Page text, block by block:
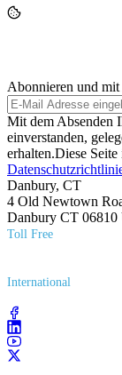
Abonnieren und
Mit dem Absenden
einverstanden,
erhalten.Diese
Danbury, CT
4 Old Newtown
Danbury CT 06810
Toll Free
International